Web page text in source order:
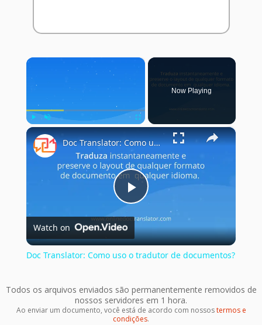
×
Play Unmute Fullscreen
Now Playing
×
Play
Video
Doc Translator: Como uso o tradutor de documentos?
Watch on
Doc Translator: Como uso o tradutor de documentos?
Todos os arquivos enviados são permanentemente removidos de
nossos servidores em 1 hora.
Ao enviar um documento, você está de acordo com nossostermos e
condições.